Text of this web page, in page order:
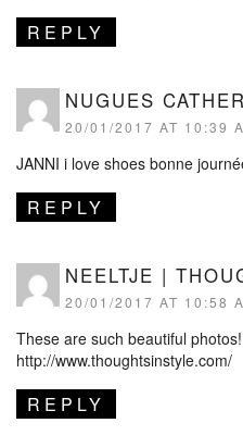
REPLY
NUGUES
20/01/2017 AT 10:39
JANNI i love shoes bonne
REPLY
NEELTJE |
20/01/2017 AT 10:58
These are such beautiful photos!
http://www.thoughtsinstyle.com/
REPLY